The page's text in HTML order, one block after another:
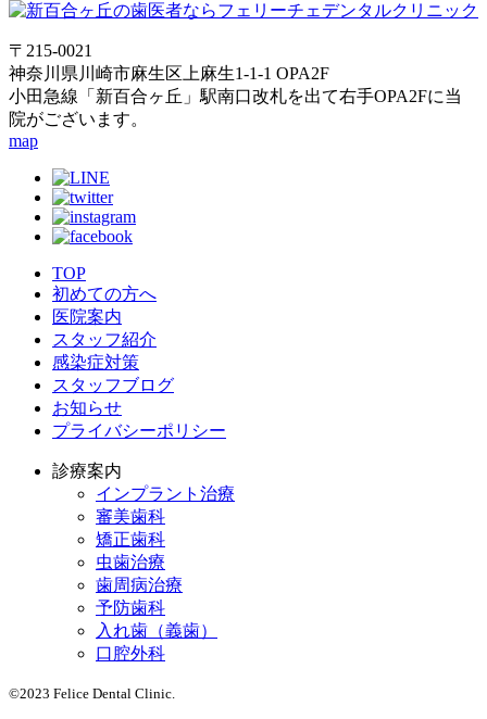
〒215-0021
神奈川県川崎市麻生区上麻生1-1-1 OPA2F
小田急線「新百合ヶ丘」駅南口改札を出て右手OPA2Fに当
院がございます。
map
TOP
初めての方へ
医院案内
スタッフ紹介
感染症対策
スタッフブログ
お知らせ
プライバシーポリシー
診療案内
インプラント治療
審美歯科
矯正歯科
虫歯治療
歯周病治療
予防歯科
入れ歯（義歯）
口腔外科
©2023 Felice Dental Clinic.